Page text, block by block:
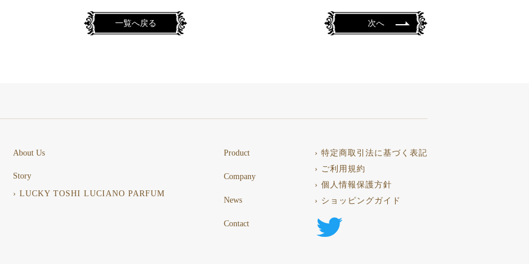
一覧へ戻る 次へ
About Us
Story
› LUCKY TOSHI LUCIANO PARFUM
Product
Company
News
Contact
› 特定商取引法に基づく表記
› ご利用規約
› 個人情報保護方針
› ショッピングガイド